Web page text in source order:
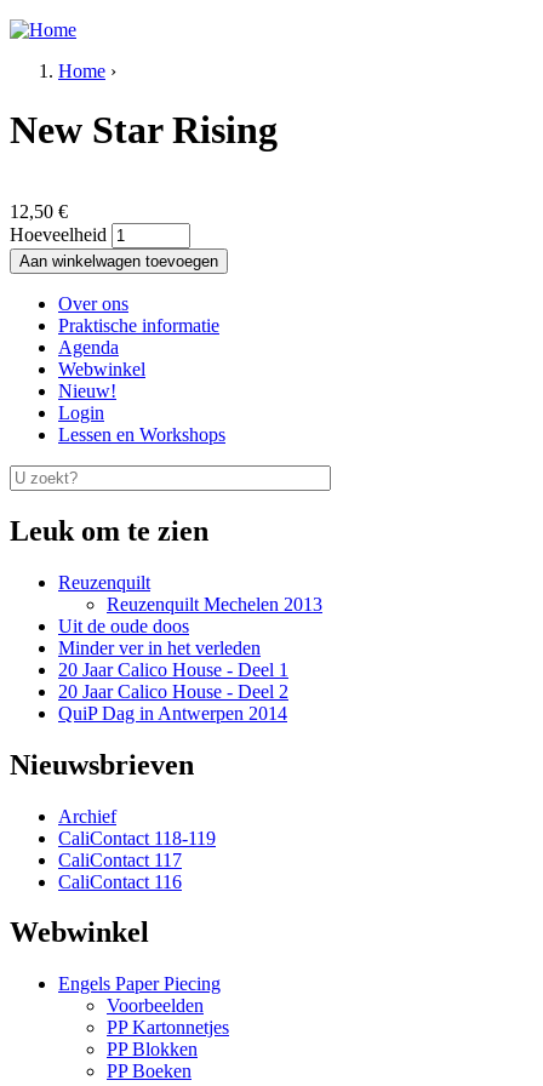
Jump to navigation
Home ›
New Star Rising
12,50 €
Hoeveelheid
Hoofdmenu
Over ons
Praktische informatie
Agenda
Webwinkel
Nieuw!
Login
Lessen en Workshops
U zoekt?
Leuk om te zien
Reuzenquilt
Reuzenquilt Mechelen 2013
Uit de oude doos
Minder ver in het verleden
20 Jaar Calico House - Deel 1
20 Jaar Calico House - Deel 2
QuiP Dag in Antwerpen 2014
Nieuwsbrieven
Archief
CaliContact 118-119
CaliContact 117
CaliContact 116
Webwinkel
Engels Paper Piecing
Voorbeelden
PP Kartonnetjes
PP Blokken
PP Boeken